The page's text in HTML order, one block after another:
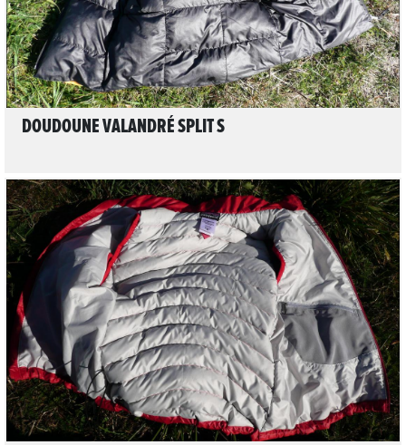
DOUDOUNE VALANDRÉ SPLIT S
LIRE L'ARTICLE